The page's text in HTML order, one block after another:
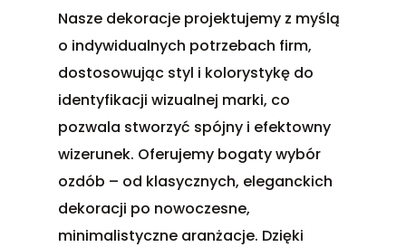
Nasze dekoracje projektujemy z myślą
o indywidualnych potrzebach firm,
dostosowując styl i kolorystykę do
identyfikacji wizualnej marki, co
pozwala stworzyć spójny i efektowny
wizerunek. Oferujemy bogaty wybór
ozdób – od klasycznych, eleganckich
dekoracji po nowoczesne,
minimalistyczne aranżacje. Dzięki